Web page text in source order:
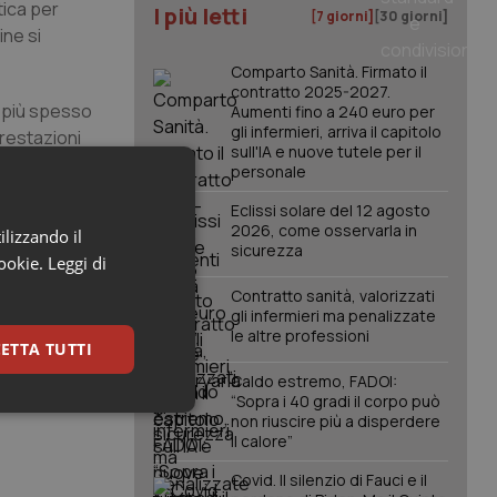
per
si
spesso
tale
volumi,
delle
120”.
per
I più letti [7 giorni] [30 giorni]
Comparto Sanità. Firmato il
contratto 2025-2027.
Aumenti fino a 240 euro per
gli infermieri, arriva il capitolo
sull'IA e nuove tutele per il
personale
Eclissi solare del 12 agosto
2026, come osservarla in
sicurezza
Contratto sanità, valorizzati
gli infermieri ma penalizzate
le altre professioni
Caldo estremo, FADOI:
“Sopra i 40 gradi il corpo può
non riuscire più a disperdere
il calore”
Covid. Il silenzio di Fauci e il
il
Leggi di
TUTTI